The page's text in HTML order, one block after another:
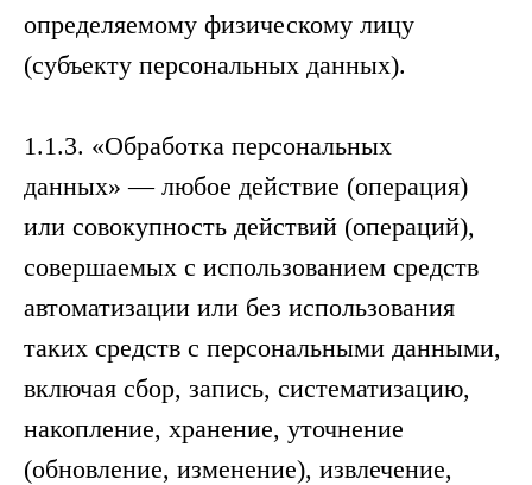
определяемому физическому лицу
(субъекту персональных данных).
1.1.3. «Обработка персональных
данных» — любое действие (операция)
или совокупность действий (операций),
совершаемых с использованием средств
автоматизации или без использования
таких средств с персональными данными,
включая сбор, запись, систематизацию,
накопление, хранение, уточнение
(обновление, изменение), извлечение,